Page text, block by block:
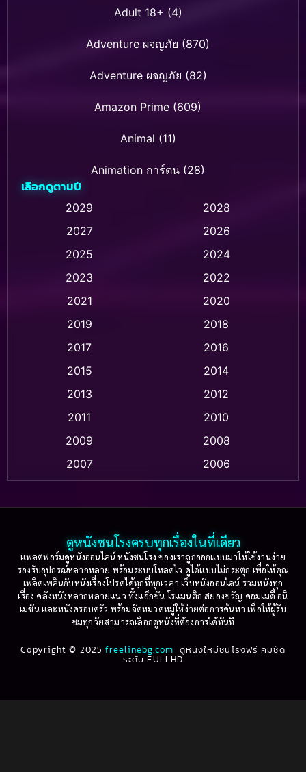
Adult 18+ (4)
Adventure ผจญภัย (870)
Adventure ผจญภัย (82)
Amazon Prime (609)
Animal (11)
Animation การ์ตูน (28)
Animation การ์ตูน (235)
Animation การ์ตูน (32)
Animation แอนิเมชั่น (1)
Animation แอนิเมชัน (1)
Based on a True Story เรื่องจริง(36)
Based on Novel(16)
Betrayal(1)
Biography(3)
เลือกดูตามปี
2029
2028
2027
2026
2025
2024
2023
2022
2021
2020
2019
2018
2017
2016
2015
2014
2013
2012
2011
2010
2009
2008
2007
2006
2003
2002
2001
2000
1999
1998
1997
1996
1995
1994
1993
1992
1991
1990
ดูหนังชนโรงครบทุกเรื่องในที่เดียว
แพลตฟอร์มดูหนังออนไลน์ หนังชนโรง ของเราถูกออกแบบมาให้ใช้งานง่าย
รองรับอุปกรณ์หลากหลาย พร้อมระบบโหลดไว ดูได้แบบไม่กระตุก เพื่อให้คุณ
เพลิดเพลินกับหนังเรื่องโปรดได้ทุกที่ทุกเวลา เว็บหนังออนไลน์ รวมหนังทุก
เรื่อง คลังหนังหลากหลายแนว ทั้งแอ็กชัน โรแมนติก สยองขวัญ คอมเมดี้ อนิ
เมชัน และหนังครอบครัว พร้อมจัดหมวดหมู่ให้ง่ายต่อการค้นหา เพื่อให้ผู้รับ
ชมทุกวัยสามารถเลือกดูหนังที่ต้องการได้ทันที
Copyright © 2025freelinebg.com ดูหนังใหม่ชนโรงฟรี คมชัด
ระดับ FULLHD